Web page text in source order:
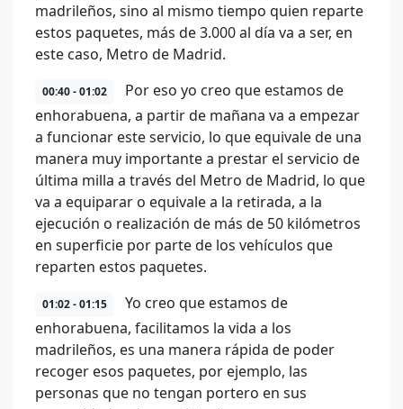
madrileños, sino al mismo tiempo quien reparte
estos paquetes, más de 3.000 al día va a ser, en
este caso, Metro de Madrid.
00:40 - 01:02
Por eso yo creo que estamos de
enhorabuena, a partir de mañana va a empezar
a funcionar este servicio, lo que equivale de una
manera muy importante a prestar el servicio de
última milla a través del Metro de Madrid, lo que
va a equiparar o equivale a la retirada, a la
ejecución o realización de más de 50 kilómetros
en superficie por parte de los vehículos que
reparten estos paquetes.
01:02 - 01:15
Yo creo que estamos de
enhorabuena, facilitamos la vida a los
madrileños, es una manera rápida de poder
recoger esos paquetes, por ejemplo, las
personas que no tengan portero en sus